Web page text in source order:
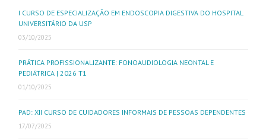
I CURSO DE ESPECIALIZAÇÃO EM ENDOSCOPIA DIGESTIVA DO HOSPITAL
UNIVERSITÁRIO DA USP
03/10/2025
PRÁTICA PROFISSIONALIZANTE: FONOAUDIOLOGIA NEONTAL E
PEDIÁTRICA | 2026 T1
01/10/2025
PAD: XII CURSO DE CUIDADORES INFORMAIS DE PESSOAS DEPENDENTES
17/07/2025